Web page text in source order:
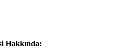
Hakkında: